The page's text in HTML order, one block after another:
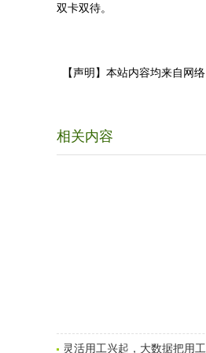
双卡双待。
【声明】本站内容均来自网
相关内容
灵活用工兴起，大数据把用